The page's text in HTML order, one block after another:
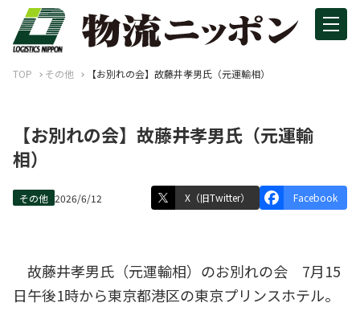
TOP その他 【お別れの会】故藤井孝男氏（元運輸相）
【お別れの会】故藤井孝男氏（元運輸
相）
その他 2026/6/12 X（旧Twitter） Facebook
故藤井孝男氏（元運輸相）のお別れの会 7月15
日午後1時から東京都港区の東京プリンスホテル。